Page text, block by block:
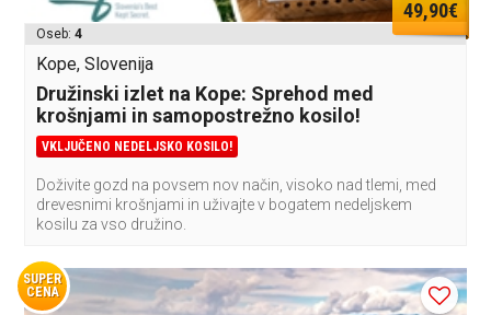
49,90€
Oseb:4
Kope, Slovenija
Družinski izlet na Kope: Sprehod med
krošnjami in samopostrežno kosilo!
VKLJUČENO NEDELJSKO KOSILO!
Doživite gozd na povsem nov način, visoko nad tlemi, med
drevesnimi krošnjami in uživajte v bogatem nedeljskem
kosilu za vso družino.
SUPER
CENA